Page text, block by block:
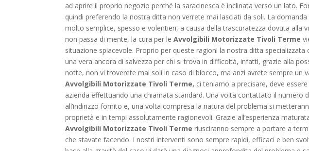
ad aprire il proprio negozio perché la saracinesca è inclinata verso un lato.
quindi preferendo la nostra ditta non verrete mai lasciati da soli. La
molto semplice, spesso e volentieri, a causa della trascuratezza dovuta
non passa di mente, la cura per leAvvolgibili Motorizzate Tivoli Terme
situazione spiacevole. Proprio per queste ragioni la nostra ditta
una vera ancora di salvezza per chi si trova in difficoltà, infatti, grazie alla
notte, non vi troverete mai soli in caso di blocco, ma anzi avrete sempre
Avvolgibili Motorizzate Tivoli Terme, ci teniamo a precisare, deve
azienda effettuando una chiamata standard. Una volta contattato il numero
all’indirizzo fornito e, una volta compresa la natura del problema si
proprietà e in tempi assolutamente ragionevoli. Grazie all’esperienza
Avvolgibili Motorizzate Tivoli Terme riusciranno sempre a portare a
che stavate facendo. I nostri interventi sono sempre rapidi, efficaci e ben